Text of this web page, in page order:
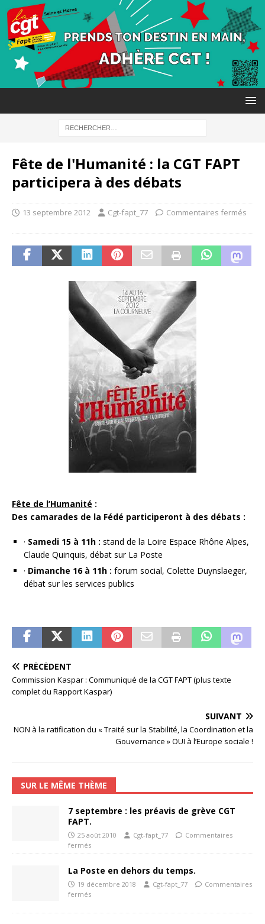
Fête de l'Humanité : la CGT FAPT
participera à des débats
13 septembre 2012 Cgt-fapt_77 Commentaires fermés
Fête de l’Humanité :
Des camarades de la Fédé participeront à des débats :
· Samedi 15 à 11h : stand de la Loire Espace Rhône Alpes,
Claude Quinquis, débat sur La Poste
· Dimanche 16 à 11h : forum social, Colette Duynslaeger,
débat sur les services publics
PRÉCÉDENT
Commission Kaspar : Communiqué de la CGT FAPT (plus texte
complet du Rapport Kaspar)
SUIVANT
NON à la ratification du « Traité sur la Stabilité, la Coordination et la
Gouvernance » OUI à l’Europe sociale !
SUR LE MÊME THÈME
7 septembre : les préavis de grève CGT
FAPT.
25 août 2010 Cgt-fapt_77
Commentaires
fermés
La Poste en dehors du temps.
19 décembre 2018 Cgt-fapt_77
Commentaires
fermés